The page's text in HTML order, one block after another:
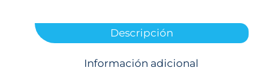
Descripción
Información adicional